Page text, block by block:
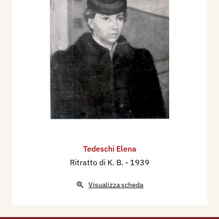
Sindacato Interprovinciale Fascista Belle Arti
Emilia - Romagna (Sezione di Modena), 16 aprile
- 7 maggio - XVII E. F., Casa dei Professionisti e
Artisti, Piazzale Boschetti - Modena, p. 11.
1941 - Almanacco della Donna Italiana, Firenze,
Marzocco, p. 383.
Tedeschi Elena
Ritratto di K. B. - 1939
Visualizza scheda